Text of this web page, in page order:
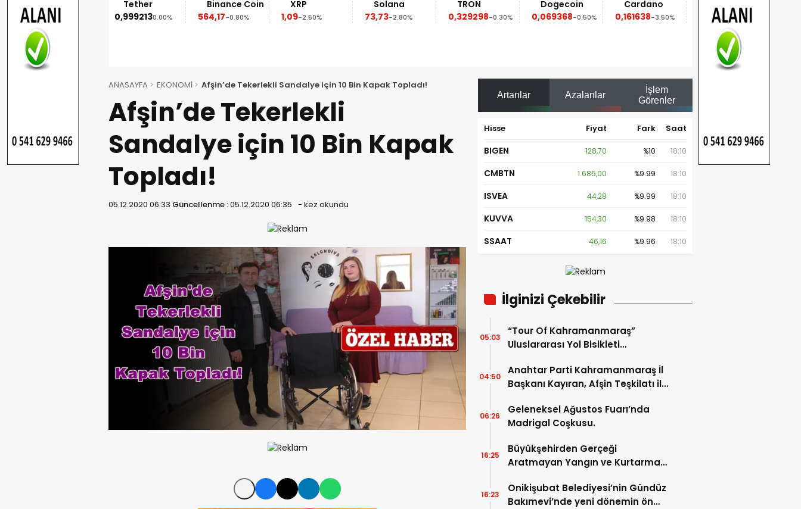
-1.90% 0.00%
Binance Coin
564,17
-0.80%
XRP
1,09
-2.50%
Solana
73,73
-2.80%
0,329298
-0.30%
Dogecoin
0,069368
-0.50%
Cardano
0,161638 -3.50%
Dai
10.00%
Avalanche
6,23
ANASAYFA EKONOMİ Afşin’de Tekerlekli Sandalye için 10 Bin Kapak Topladı!
Afşin’de Tekerlekli
Sandalye için 10 Bin Kapak
Topladı!
05.12.2020 06:33 Güncellenme :05.12.2020 06:35 - kez okundu
Artanlar Azalanlar
İşlem
Görenler
Hisse Fiyat Fark Saat
BIGEN 128,70 %10 18:10
CMBTN 1.685,00 %9.99 18:10
ISVEA 44,28 %9.99 18:10
KUVVA 154,30 %9.98 18:10
SSAAT 46,16 %9.96 18:10
İlginizi Çekebilir
“Tour Of Kahramanmaraş”
Uluslararası Yol Bisikleti
05:03
Anahtar Parti Kahramanmaraş İl
Başkanı Kayıran, Afşin Teşkilatı ile
04:50
Geleneksel Ağustos Fuarı’nda
Madrigal Coşkusu.
06:26
Büyükşehirden Gerçeği
Aratmayan Yangın ve Kurtarma
16:25
Onikişubat Belediyesi’nin Gündüz
Bakımevi’nde yeni dönemin ön
16:23